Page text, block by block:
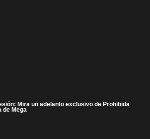
Mira un adelanto exclusivo de Prohibida
de Mega